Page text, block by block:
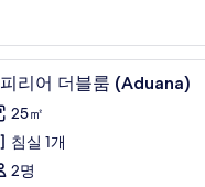
컴포트 침대, 미니바
5 리어 더블룸 (Aduana)
25㎡
침실 1개
2명